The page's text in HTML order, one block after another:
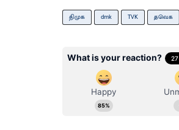
திமுக dmk TVK தவெக